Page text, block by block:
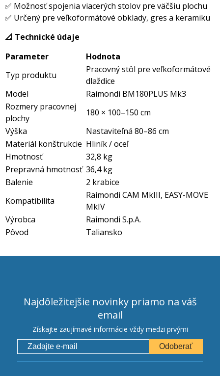
✅ Možnosť spojenia viacerých stolov pre väčšiu plochu
✅ Určený pre veľkoformátové obklady, gres a keramiku
📐 Technické údaje
Parameter
Hodnota
Typ produktu
Pracovný stôl pre veľkoformátové
dlaždice
Model
Raimondi BM180PLUS Mk3
Rozmery pracovnej
plochy
180 × 100–150 cm
Výška
Nastaviteľná 80–86 cm
Materiál konštrukcie Hliník / oceľ
Hmotnosť
32,8 kg
Prepravná hmotnosť 36,4 kg
Balenie
2 krabice
Kompatibilita
Raimondi CAM MkIII, EASY-MOVE
MkIV
Výrobca
Raimondi S.p.A.
Pôvod
Taliansko
Najdôležitejšie novinky priamo na váš
email
Získajte zaujímavé informácie vždy medzi prvými
Odoberať